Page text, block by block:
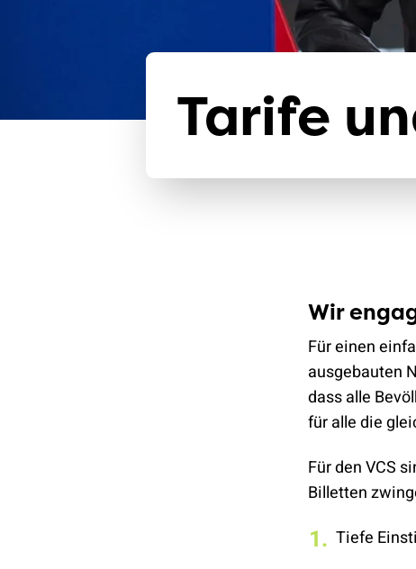
Tarife
Wir
Für einen
ausgebauten
dass alle
für alle die
Für den VCS
Billetten
Tiefe